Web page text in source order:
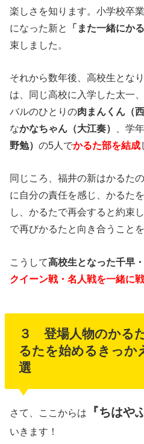
楽しさを知ります。小学校卒
になった新と
「また一緒にか
束しました。
それから数年後、高校生とな
は、同じ高校に入学した太一
バルのひとりの肉まんくん （
なかなちゃん（大江奏） 、学
野勉）の5人でかるた部を結成
同じころ、福井の新はかるた
に自分の責任を感じ、かるた
し、かるたで再会すると約束
で再びかるたと向き合うことを
こうして高校生となった千早
クイーン戦・名人戦を一緒に
３ 登場人物のかる
るたを始めるきっか
選
さて、ここからは 『ちはや
いきます！